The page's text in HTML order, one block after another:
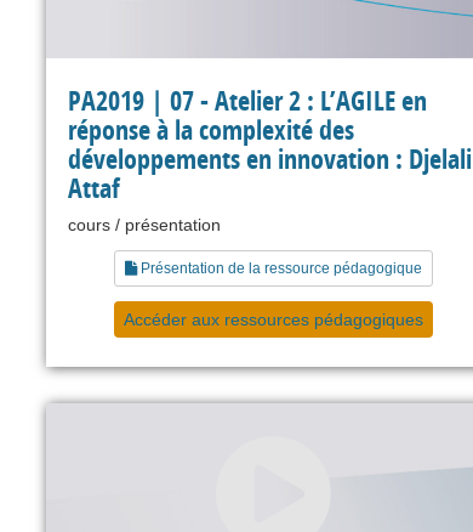
PA2019 | 07 - Atelier 2 : L’AGILE en
réponse à la complexité des
développements en innovation : Djelali
Attaf
cours / présentation
Présentation de la ressource pédagogique
Accéder aux ressources pédagogiques